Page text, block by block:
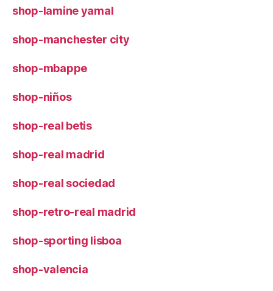
shop-lamine yamal
shop-manchester city
shop-mbappe
shop-niños
shop-real betis
shop-real madrid
shop-real sociedad
shop-retro-real madrid
shop-sporting lisboa
shop-valencia